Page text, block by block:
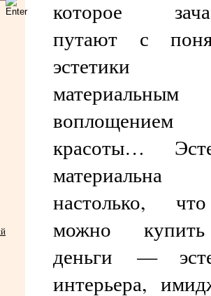
которое
путают с
материальным
воплощением
красоты…
материальна
настолько,
можно
деньги —
интерьера,